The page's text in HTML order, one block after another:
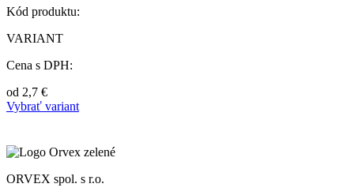
Kód produktu:
VARIANT
Cena s DPH:
od 2,7 €
Vybrať variant
ORVEX spol. s r.o.